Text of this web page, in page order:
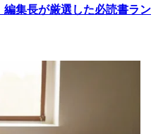
集長が厳選した必読書ラン